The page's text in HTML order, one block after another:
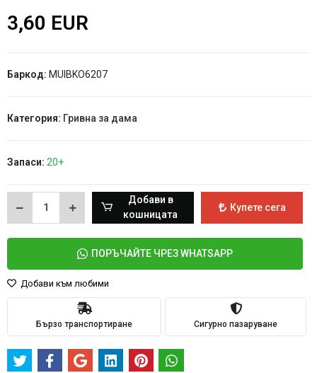
3,60 EUR
Баркод: MUIBKO6207
Категория: Гривна за дама
Запаси: 20+
Добави в
кошницата
Купете сега
ПОРЪЧАЙТЕ ЧРЕЗ WHATSAPP
Добави към любими
Бързо транспортиране Сигурно пазаруване